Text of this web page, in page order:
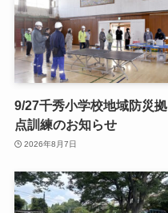
9/27千秀小学校地域防災拠
点訓練のお知らせ
2026年8月7日